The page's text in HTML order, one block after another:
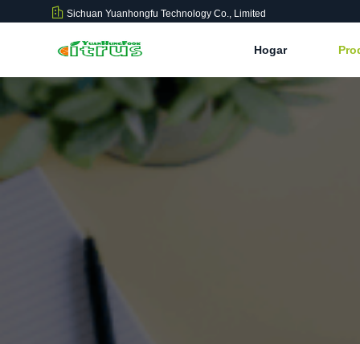
Sichuan Yuanhongfu Technology Co., Limited
Hogar